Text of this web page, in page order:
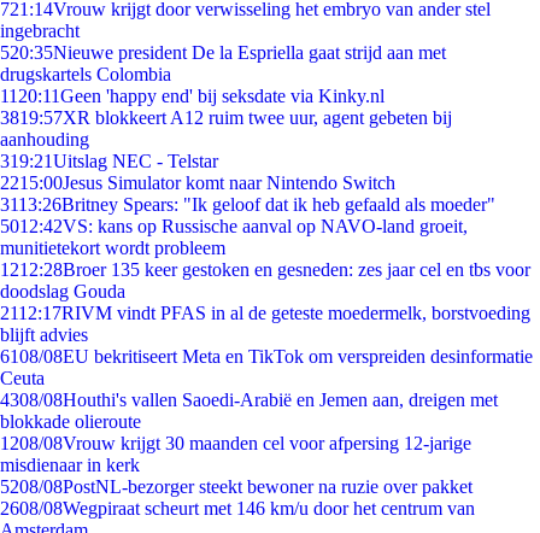
721:14Vrouw krijgt door verwisseling het embryo van ander stel
ingebracht
520:35Nieuwe president De la Espriella gaat strijd aan met
drugskartels Colombia
11 20:11Geen 'happy end' bij seksdate via Kinky.nl
3819:57XR blokkeert A12 ruim twee uur, agent gebeten bij
aanhouding
319:21Uitslag NEC - Telstar
2215:00Jesus Simulator komt naar Nintendo Switch
3113:26Britney Spears: "Ik geloof dat ik heb gefaald als moeder"
5012:42VS: kans op Russische aanval op NAVO-land groeit,
munitietekort wordt probleem
1212:28Broer 135 keer gestoken en gesneden: zes jaar cel en tbs voor
doodslag Gouda
2112:17RIVM vindt PFAS in al de geteste moedermelk, borstvoeding
blijft advies
6108/08EU bekritiseert Meta en TikTok om verspreiden desinformatie
Ceuta
4308/08Houthi's vallen Saoedi-Arabië en Jemen aan, dreigen met
blokkade olieroute
1208/08Vrouw krijgt 30 maanden cel voor afpersing 12-jarige
misdienaar in kerk
5208/08PostNL-bezorger steekt bewoner na ruzie over pakket
2608/08Wegpiraat scheurt met 146 km/u door het centrum van